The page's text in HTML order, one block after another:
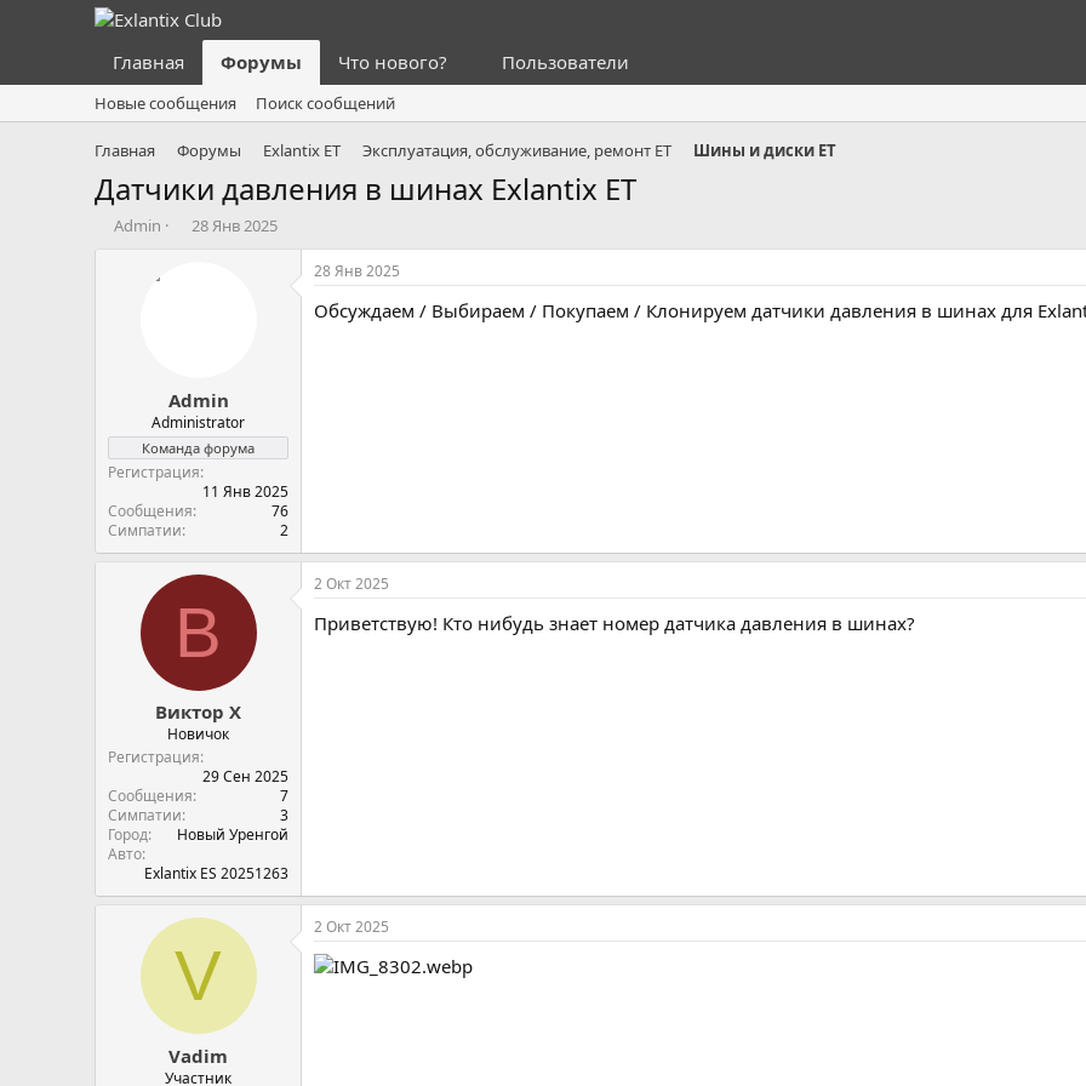
Главная Форумы Что нового? Пользователи
Новые сообщения Поиск сообщений
Главная Форумы Exlantix ET Эксплуатация, обслуживание, ремонт ET Шины и диски ET
Датчики давления в шинах Exlantix ET
А
Admin
Д
л
а
28 Янв 2025
Admin
Administrator
Команда форума
Регистрация
11 Янв 2025
Сообщения
76
Симпатии
2
28 Янв 2025
Обсуждаем / Выбираем / Покупаем / Клонируем датчики давления в шинах для
В
Виктор Х
Новичок
Регистрация
29 Сен 2025
Сообщения
7
Симпатии
3
Город
Новый Уренгой
Авто
Exlantix ES 20251263
2 Окт 2025
Приветствую! Кто нибудь знает номер датчика давления в шинах?
V
Vadim
Участник
2 Окт 2025